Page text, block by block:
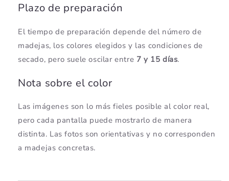
Plazo de preparación
El tiempo de preparación depende del número de
madejas, los colores elegidos y las condiciones de
secado, pero suele oscilar entre 7 y 15 días.
Nota sobre el color
Las imágenes son lo más fieles posible al color real,
pero cada pantalla puede mostrarlo de manera
distinta. Las fotos son orientativas y no corresponden
a madejas concretas.